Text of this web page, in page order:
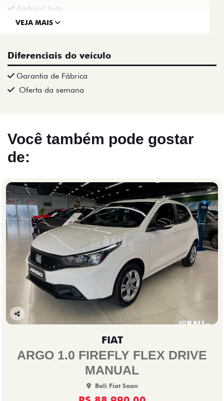
Android Auto
VEJA MAIS
Diferenciais do veículo
Garantia de Fábrica
Oferta da semana
Você também pode gostar
de:
Co
lhe
FIAT
ARGO 1.0 FIREFLY FLEX DRIVE
MANUAL
Bali Fiat Saan